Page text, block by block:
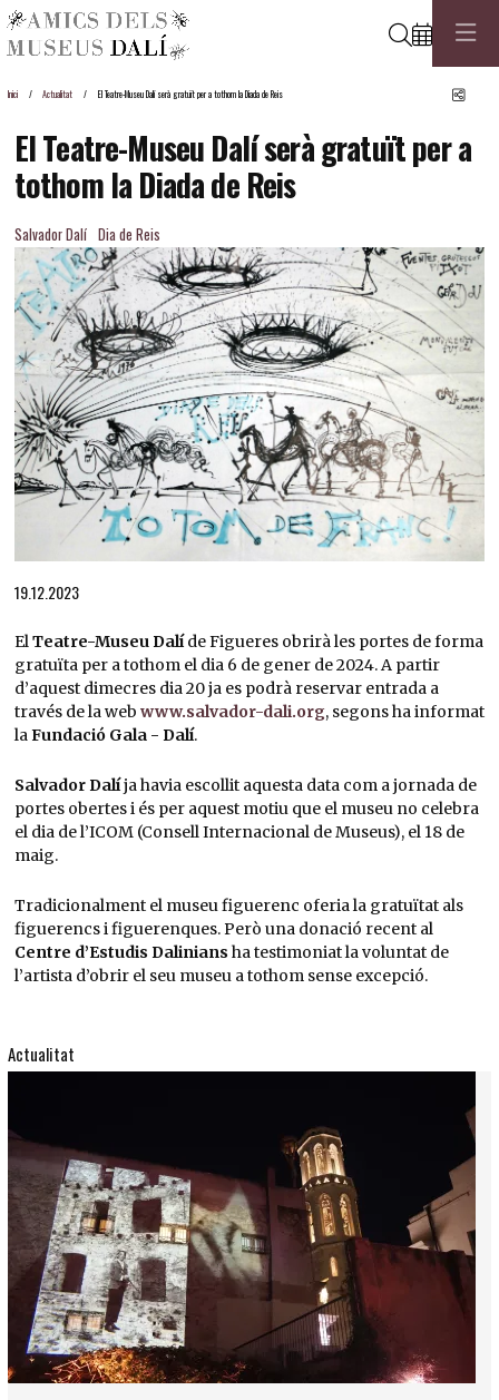
Cerca
Inici Actualitat El Teatre-Museu Dalí serà gratuït per a tothom la Diada de Reis
El Teatre-Museu Dalí serà gratuït per a
tothom la Diada de Reis
Salvador Dalí Dia de Reis
19.12.2023
ElTeatre-Museu Dalí de Figueres obrirà les portes de forma
gratuïta per a tothom el dia 6 de gener de 2024. A partir
d’aquest dimecres dia 20 ja es podrà reservar entrada a
través de la web www.salvador-dali.org, segons ha informat
laFundació Gala - Dalí.
Salvador Dalíja havia escollit aquesta data com a jornada de
portes obertes i és per aquest motiu que el museu no celebra
el dia de l’ICOM (Consell Internacional de Museus), el 18 de
maig.
Tradicionalment el museu figuerenc oferia la gratuïtat als
figuerencs i figuerenques. Però una donació recent al
Centre d’Estudis Dalinians ha testimoniat la voluntat de
l’artista d’obrir el seu museu a tothom sense excepció.
Actualitat